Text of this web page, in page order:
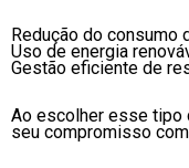
Redução do consumo
Uso de energia
Gestão eficiente de
Ao escolher esse tipo
seu compromisso com